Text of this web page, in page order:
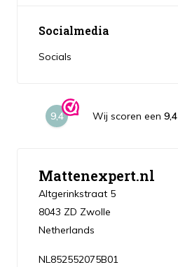
Socialmedia
Socials
9,4 Wij scoren een9,4
Mattenexpert.nl
Altgerinkstraat 5
8043 ZD Zwolle
Netherlands
NL852552075B01